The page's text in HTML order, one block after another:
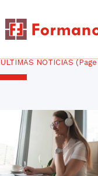
ÚLTIMAS NOTICIAS